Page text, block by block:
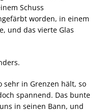
Schuss
worden, in einem
und das vierte Glas
sehr in Grenzen hält, so
spannend. Das bunte
in seinen Bann, und